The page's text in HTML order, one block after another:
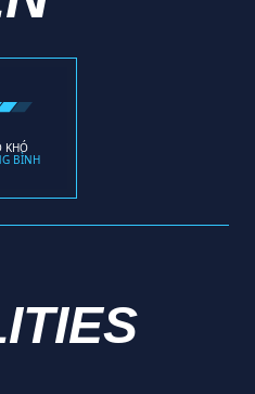
KHÓ
BÌNH